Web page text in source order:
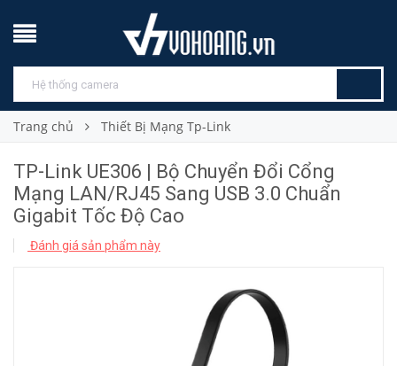
Trang chủ Thiết Bị Mạng Tp-Link
TP-Link UE306 | Bộ Chuyển Đổi Cổng
Mạng LAN/RJ45 Sang USB 3.0 Chuẩn
Gigabit Tốc Độ Cao
Đánh giá sản phẩm này